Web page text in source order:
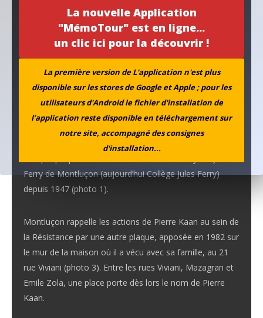
La nouvelle Application
"MémoTour" est en ligne...
un clic ici pour la découvrir !
La première version de L'application n'est plus
disponible sur les stores de Google et Apple ; pour les
utilisateurs d'Android le fichier d'installation de
l’application reste disponible en téléchargement sur
notre site, accompagné des consignes
d'installation...
faim et de froid. Dans une tentative d’évasion, réussie
pour Yeo-Thomas, Pierre Kaan est repris alors qu’il erre
dans les bois. Yeo-Thomas va apprendre par la suite que
Pierre Kaan est mort de l’ulcère qu’il avait à la jambe. De
fait, son compagnon a été libéré le 8 mai 1945, mais,
très affaibli il meurt dix jours plus tard à l’hôpital de
Budejovice (République tchèque).
Pierre Kaan reçoit la Légion d’honneur à titre posthume
en 1946. Il est homologué au grade de lieutenant-
Ferry de Montluçon (aujourd’hui Collège Jules Ferry)
depuis 1947 (photo 1).
Montluçon rappelle les actions de Pierre Kaan au sein de
la Résistance par une autre plaque, apposée en 1982 sur
le mur de la maison où il a vécu avec sa famille, au 21
rue Viviani (photo 3). Entre les rues Viviani, Mazagran et
Emile Zola, une place porte dès lors le nom de Pierre
Kaan.